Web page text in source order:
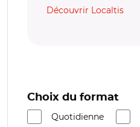
Découvrir Localtis
Choix du format
Quotidienne